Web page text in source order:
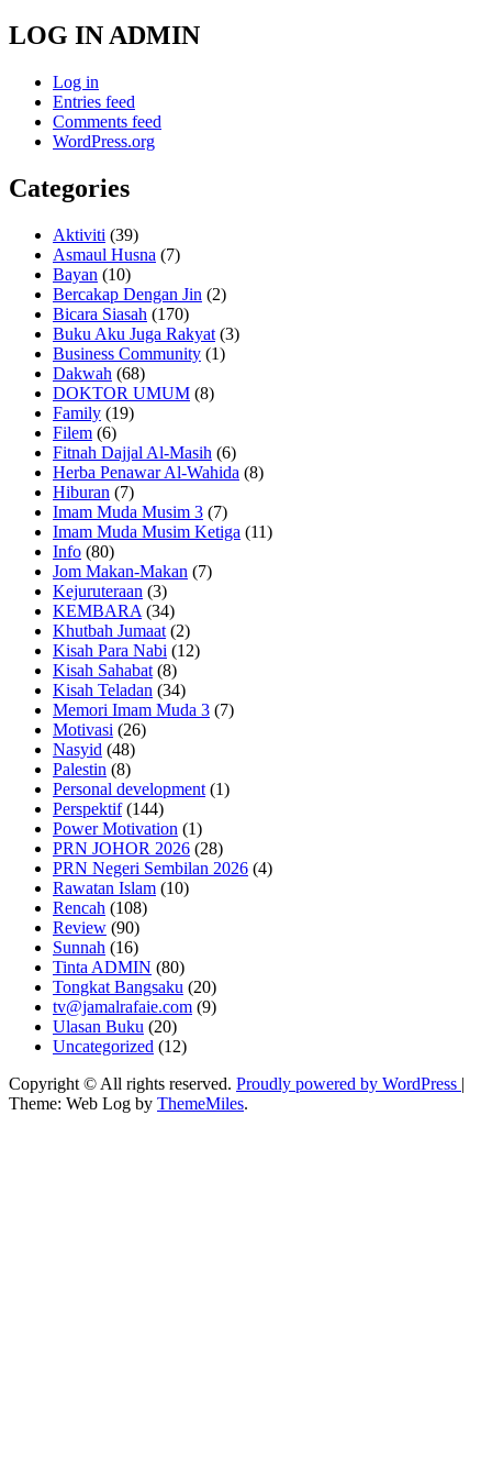
LOG IN ADMIN
Log in
Entries feed
Comments feed
WordPress.org
Categories
Aktiviti (39)
Asmaul Husna (7)
Bayan (10)
Bercakap Dengan Jin (2)
Bicara Siasah (170)
Buku Aku Juga Rakyat (3)
Business Community (1)
Dakwah (68)
DOKTOR UMUM (8)
Family (19)
Filem (6)
Fitnah Dajjal Al-Masih (6)
Herba Penawar Al-Wahida (8)
Hiburan (7)
Imam Muda Musim 3 (7)
Imam Muda Musim Ketiga (11)
Info (80)
Jom Makan-Makan (7)
Kejuruteraan (3)
KEMBARA (34)
Khutbah Jumaat (2)
Kisah Para Nabi (12)
Kisah Sahabat (8)
Kisah Teladan (34)
Memori Imam Muda 3 (7)
Motivasi (26)
Nasyid (48)
Palestin (8)
Personal development (1)
Perspektif(144)
Power Motivation (1)
PRN JOHOR 2026 (28)
PRN Negeri Sembilan 2026 (4)
Rawatan Islam (10)
Rencah (108)
Review (90)
Sunnah (16)
Tinta ADMIN (80)
Tongkat Bangsaku (20)
tv@jamalrafaie.com (9)
Ulasan Buku (20)
Uncategorized (12)
Copyright © All rights reserved. Proudly powered by WordPress |
Theme: Web Log by ThemeMiles.